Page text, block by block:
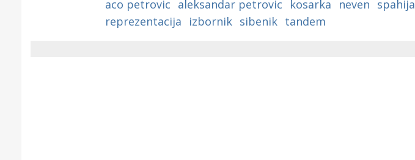
aco petrovic aleksandar petrovic kosarka neven spahija
reprezentacija
izbornik sibenik tandem